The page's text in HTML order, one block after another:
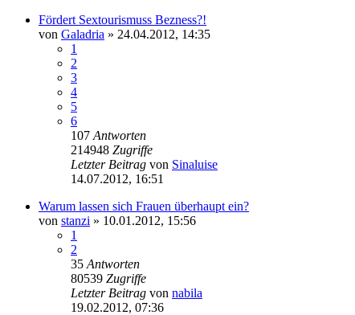
Fördert Sextourismuss Bezness?!
von Galadria » 24.04.2012, 14:35
1
2
3
4
5
6
107 Antworten
214948 Zugriffe
Letzter Beitrag von Sinaluise
14.07.2012, 16:51
Warum lassen sich Frauen überhaupt ein?
von stanzi » 10.01.2012, 15:56
1
2
35 Antworten
80539 Zugriffe
Letzter Beitrag von nabila
19.02.2012, 07:36